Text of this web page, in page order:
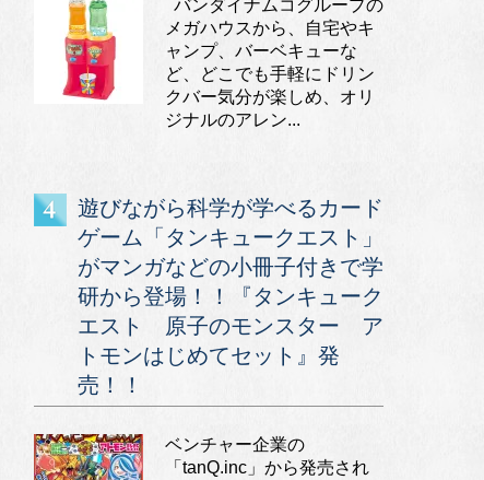
バンダイナムコグループの
メガハウスから、自宅やキ
ャンプ、バーベキューな
ど、どこでも手軽にドリン
クバー気分が楽しめ、オリ
ジナルのアレン...
遊びながら科学が学べるカード
ゲーム「タンキュークエスト」
がマンガなどの小冊子付きで学
研から登場！！『タンキューク
エスト 原子のモンスター ア
トモンはじめてセット』発
売！！
ベンチャー企業の
「tanQ.inc」から発売され